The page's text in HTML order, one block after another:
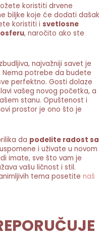
koristiti drvene
biljke koje će dodati dašak
koristiti i svetlosne
, naročito ako ste
najvažniji savet je
Nema potrebe da budete
perfektno. Gosti dolaze
vašeg novog početka, a
stanu. Opuštenost i
prostor je ono što je
da podelite radost sa
i uživate u novom
imate, sve što vam je
vašu ličnost i stil.
tema posetite naš